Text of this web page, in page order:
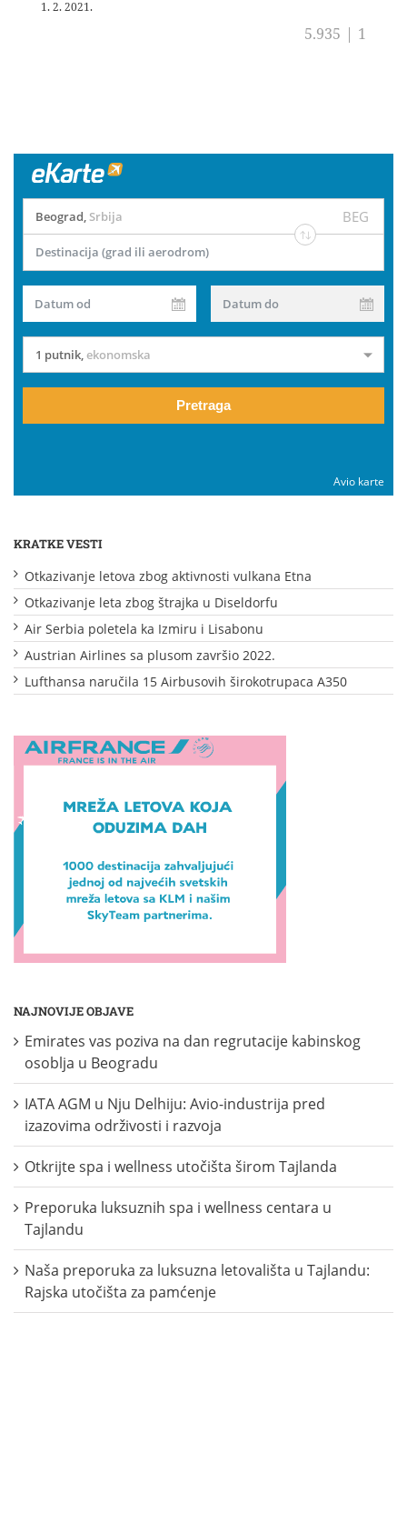
1. 2. 2021.
5.935 | 1
Beograd, Srbija BEG
Destinacija (grad ili aerodrom)
Datum od Datum do
1 putnik,ekonomska
Pretraga
Avio karte
KRATKE VESTI
Otkazivanje letova zbog aktivnosti vulkana Etna
Otkazivanje leta zbog štrajka u Diseldorfu
Air Serbia poletela ka Izmiru i Lisabonu
Austrian Airlines sa plusom završio 2022.
Lufthansa naručila 15 Airbusovih širokotrupaca A350
NAJNOVIJE OBJAVE
Emirates vas poziva na dan regrutacije kabinskog
osoblja u Beogradu
IATA AGM u Nju Delhiju: Avio-industrija pred
izazovima održivosti i razvoja
Otkrijte spa i wellness utočišta širom Tajlanda
Preporuka luksuznih spa i wellness centara u
Tajlandu
Naša preporuka za luksuzna letovališta u Tajlandu:
Rajska utočišta za pamćenje